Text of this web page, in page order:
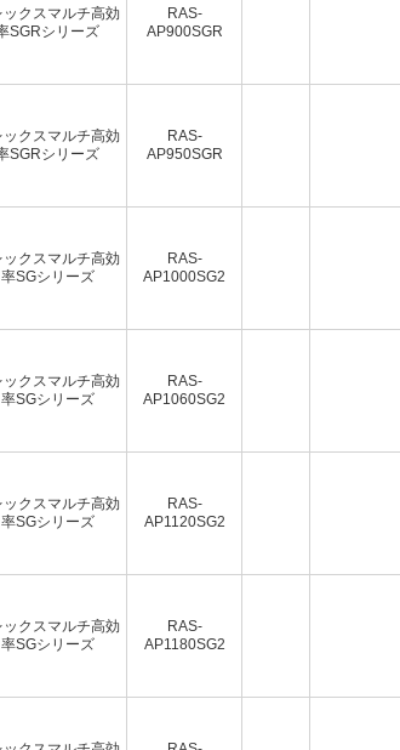
ックスマルチ高効
SGRシリーズ
RAS-
AP900SGR
ックスマルチ高効
SGRシリーズ
RAS-
AP950SGR
ックスマルチ高効
率SGシリーズ
RAS-
AP1000SG2
ックスマルチ高効
率SGシリーズ
RAS-
AP1060SG2
ックスマルチ高効
率SGシリーズ
RAS-
AP1120SG2
ックスマルチ高効
率SGシリーズ
RAS-
AP1180SG2